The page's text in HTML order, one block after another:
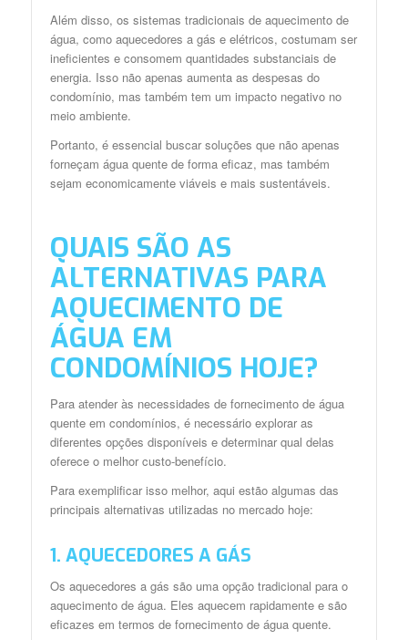
Além disso, os sistemas tradicionais de aquecimento de
água, como aquecedores a gás e elétricos, costumam ser
ineficientes e consomem quantidades substanciais de
energia. Isso não apenas aumenta as despesas do
condomínio, mas também tem um impacto negativo no
meio ambiente.
Portanto, é essencial buscar soluções que não apenas
forneçam água quente de forma eficaz, mas também
sejam economicamente viáveis e mais sustentáveis.
QUAIS SÃO AS
ALTERNATIVAS PARA
AQUECIMENTO DE
ÁGUA EM
CONDOMÍNIOS HOJE?
Para atender às necessidades de fornecimento de água
quente em condomínios, é necessário explorar as
diferentes opções disponíveis e determinar qual delas
oferece o melhor custo-benefício.
Para exemplificar isso melhor, aqui estão algumas das
principais alternativas utilizadas no mercado hoje:
1. AQUECEDORES A GÁS
Os aquecedores a gás são uma opção tradicional para o
aquecimento de água. Eles aquecem rapidamente e são
eficazes em termos de fornecimento de água quente.